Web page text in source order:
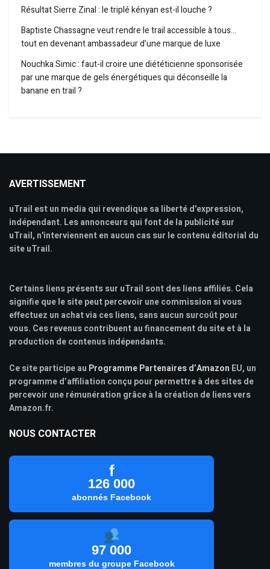
Résultat Sierre Zinal : le triplé kényan est-il louche ?
Baptiste Chassagne veut rendre le trail accessible à tous…
tout en devenant ambassadeur d’une marque de luxe
Nouchka Simic : faut-il croire une diététicienne sponsorisée
par une marque de gels énergétiques qui déconseille la
banane en trail ?
AVERTISSEMENT
uTrail est un media qui revendique sa liberté d'expression,
indépendant. Les annonceurs qui font de la publicité sur
uTrail, n'interviennent en aucun cas sur le contenu éditorial du
site uTrail.
Certains liens présents sur uTrail sont des liens affiliés. Cela
signifie que le site peut percevoir une commission si vous
effectuez un achat via ces liens, sans aucun surcoût pour
vous. Ces revenus contribuent au financement du site et à la
production de contenus indépendants.
Ce site participe au Programme Partenaires d’Amazon EU, un
programme d’affiliation conçu pour permettre à des sites de
percevoir une rémunération grâce à la création de liens vers
Amazon.fr.
NOUS CONTACTER
f
126 000
abonnés Facebook
97 000
membres du groupe Facebook